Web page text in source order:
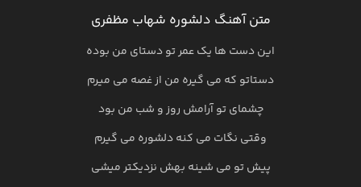
متن آهنگ دلشوره شهاب مظفری
این دست ها یک عمر تو دستای من بوده
دستاتو که می گیره من از غصه می میرم
چشمای تو آرامش روز و شب من بود
وقتی نگات می کنه دلشوره می گیرم
پیش تو می شینه بهش نزدیکتر میشی